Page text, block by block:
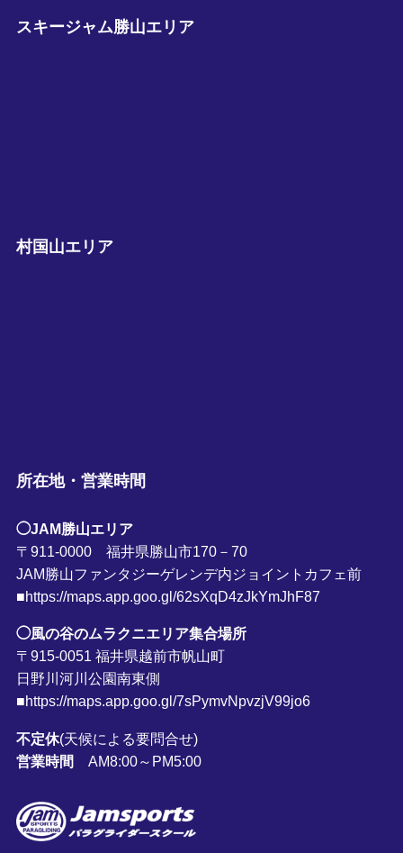
スキージャム勝山エリア
村国山エリア
所在地・営業時間
◯JAM勝山エリア
〒911-0000 福井県勝山市170－70
JAM勝山ファンタジーゲレンデ内ジョイントカフェ前
■https://maps.app.goo.gl/62sXqD4zJkYmJhF87
◯風の谷のムラクニエリア集合場所
〒915-0051 福井県越前市帆山町
日野川河川公園南東側
■https://maps.app.goo.gl/7sPymvNpvzjV99jo6
不定休(天候による要問合せ)
営業時間
AM8:00～PM5:00